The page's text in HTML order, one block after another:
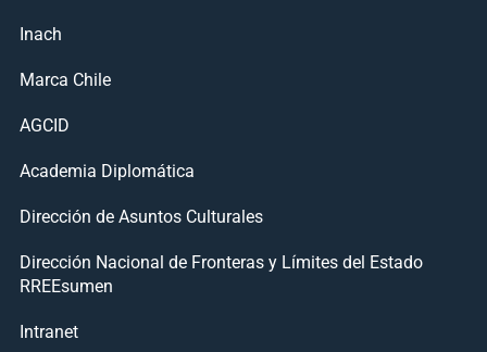
Inach
Marca Chile
AGCID
Academia Diplomática
Dirección de Asuntos Culturales
Dirección Nacional de Fronteras y Límites del Estado
RREEsumen
Intranet